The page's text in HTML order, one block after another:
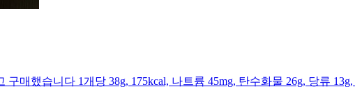
매했습니다 1개당 38g, 175kcal, 나트륨 45mg, 탄수화물 26g, 당류